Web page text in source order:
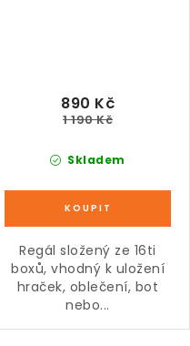
Skladem
890 Kč
1 190 Kč
Regál složený ze 16ti
boxů, vhodný k uložení
hraček, oblečení, bot
nebo...